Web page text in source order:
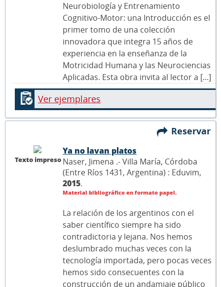
Neurobiología y Entrenamiento
Cognitivo-Motor: una Introducción es el
primer tomo de una colección
innovadora que integra 15 años de
experiencia en la enseñanza de la
Motricidad Humana y las Neurociencias
Aplicadas. Esta obra invita al lector a [...]
Ver ejemplares
Reservar
Texto impreso
Ya no lavan platos
Naser, Jimena .- Villa María, Córdoba
(Entre Ríos 1431, Argentina) : Eduvim,
2015.
Material bibliográfico en formato papel.
La relación de los argentinos con el
saber científico siempre ha sido
contradictoria y lejana. Nos hemos
deslumbrado muchas veces con la
tecnología importada, pero pocas veces
hemos sido consecuentes con la
construcción de un andamiaje público